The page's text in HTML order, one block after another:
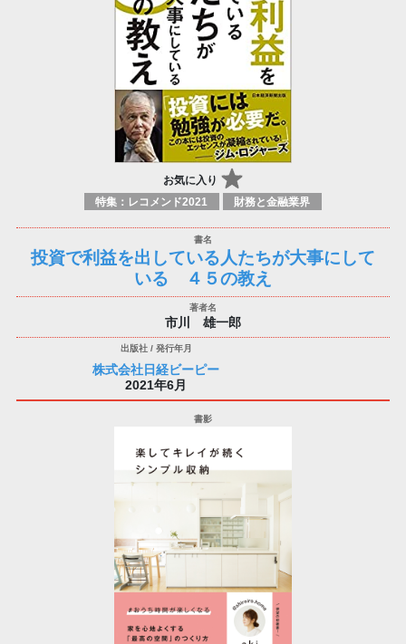
お気に入り
特集：レコメンド2021 財務と金融業界
投資で利益を出している人たちが大事にして
いる ４５の教え
市川 雄一郎
株式会社日経ビーピー
2021年6月